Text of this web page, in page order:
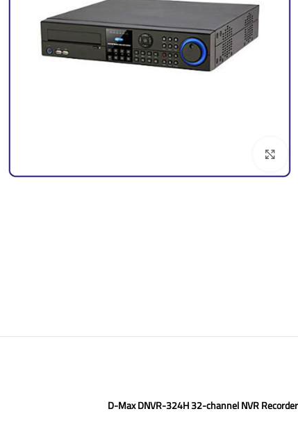
D-Max DNVR-324H 32-channel NVR Recorder